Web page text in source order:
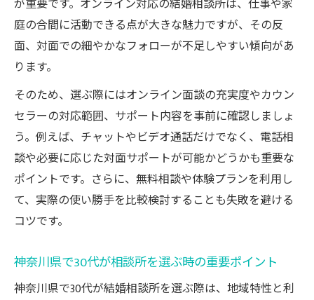
ポイント
神奈川で30代が選ぶ結婚相談所のトレンド
婚活
30代が満足する神奈川の婚活サポート体制
とは
忙しい30代が注目する結婚相談所活用法
仕事が忙しい30代向けオンライン婚活のコ
ツ
神奈川県の30代が選ぶ効率的な婚活方法と
は
が重要です。オンライン対応の結婚相談所は、仕事や家
庭の合間に活動できる点が大きな魅力ですが、その反
面、対面での細やかなフォローが不足しやすい傾向があ
ります。
そのため、選ぶ際にはオンライン面談の充実度やカウン
セラーの対応範囲、サポート内容を事前に確認しましょ
う。例えば、チャットやビデオ通話だけでなく、電話相
談や必要に応じた対面サポートが可能かどうかも重要な
ポイントです。さらに、無料相談や体験プランを利用し
て、実際の使い勝手を比較検討することも失敗を避ける
コツです。
神奈川県で30代が相談所を選ぶ時の重要ポイント
神奈川県で30代が結婚相談所を選ぶ際は、地域特性と利